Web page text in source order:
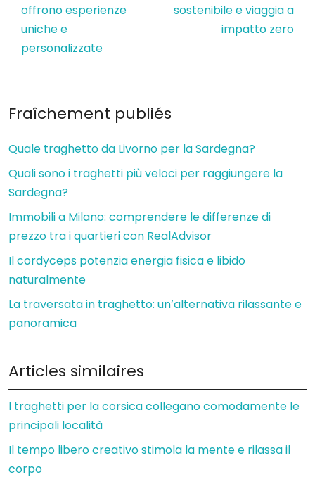
offrono esperienze
uniche e
personalizzate
sostenibile e viaggia a
impatto zero
Fraîchement publiés
Quale traghetto da Livorno per la Sardegna?
Quali sono i traghetti più veloci per raggiungere la
Sardegna?
Immobili a Milano: comprendere le differenze di
prezzo tra i quartieri con RealAdvisor
Il cordyceps potenzia energia fisica e libido
naturalmente
La traversata in traghetto: un’alternativa rilassante e
panoramica
Articles similaires
I traghetti per la corsica collegano comodamente le
principali località
Il tempo libero creativo stimola la mente e rilassa il
corpo